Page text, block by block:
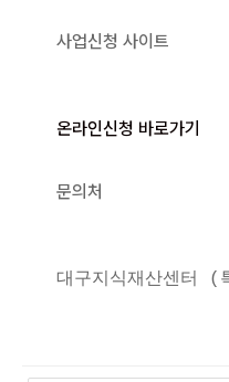
사업신청 사이트
온라인신청 바로가기
문의처
대구지식재산센